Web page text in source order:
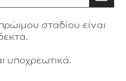
σταδίου είναι
υποχρεωτικά.